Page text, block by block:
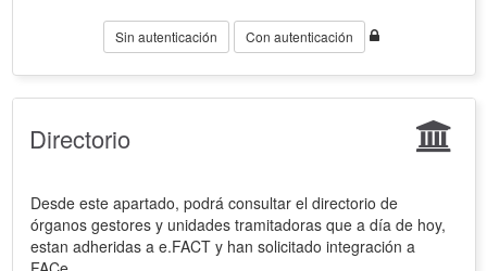
Sin autenticación Con autenticación
Directorio
Desde este apartado, podrá consultar el directorio de
órganos gestores y unidades tramitadoras que a día de hoy,
estan adheridas a e.FACT y han solicitado integración a